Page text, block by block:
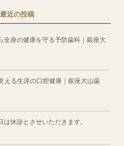
最近の投稿
全身の健康を守る予防歯科｜銀座大
える生涯の口腔健康｜銀座大山歯
休診とさせいただきます。